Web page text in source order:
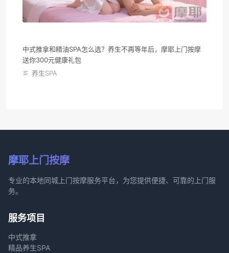
中式推拿和精油SPA怎么选？养生不再等年后，摩耶上门按摩
送你300元健康礼包
养生SPA
摩耶上门按摩
专业的本地同城上门按摩服务平台，为您提供便捷、可靠的上门服
务。
服务项目
中式推拿
精品养生SPA